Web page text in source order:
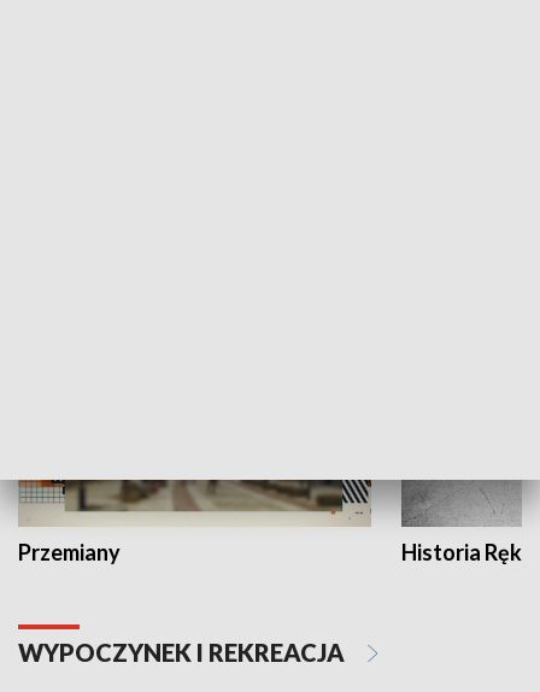
Przemiany Historia Ręką
WYPOCZYNEK I REKREACJA